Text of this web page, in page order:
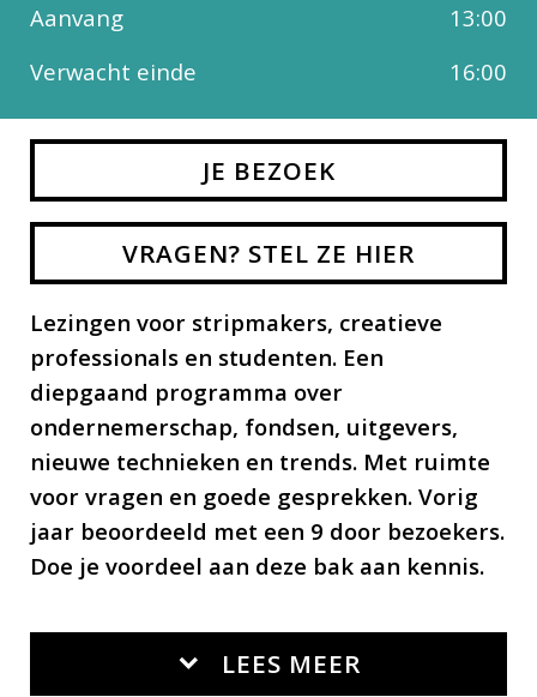
Lezingen voor stripmakers, creatieve
professionals en studenten. Een
diepgaand programma over
ondernemerschap, fondsen, uitgevers,
nieuwe technieken en trends. Met ruimte
voor vragen en goede gesprekken. Vorig
jaar beoordeeld met een 9 door bezoekers.
Doe je voordeel aan deze bak aan kennis.
LEES MEER
Aanvang
13:00
Verwacht einde
16:00
JE BEZOEK
VRAGEN? STEL ZE HIER